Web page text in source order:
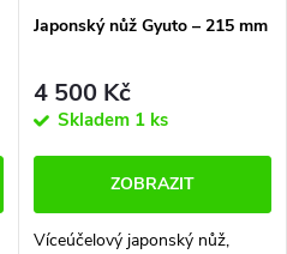
Japonský nůž Gyuto –⁠⁠⁠⁠⁠⁠ 215 mm
4 500 Kč
Skladem 1 ks
ZOBRAZIT
Víceúčelový japonský nůž,